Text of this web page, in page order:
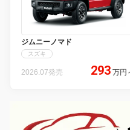
ジムニーノマド
スズキ
2026.07発売 293 万円